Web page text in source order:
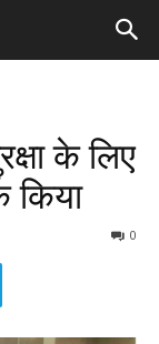
के लिए
किया
0